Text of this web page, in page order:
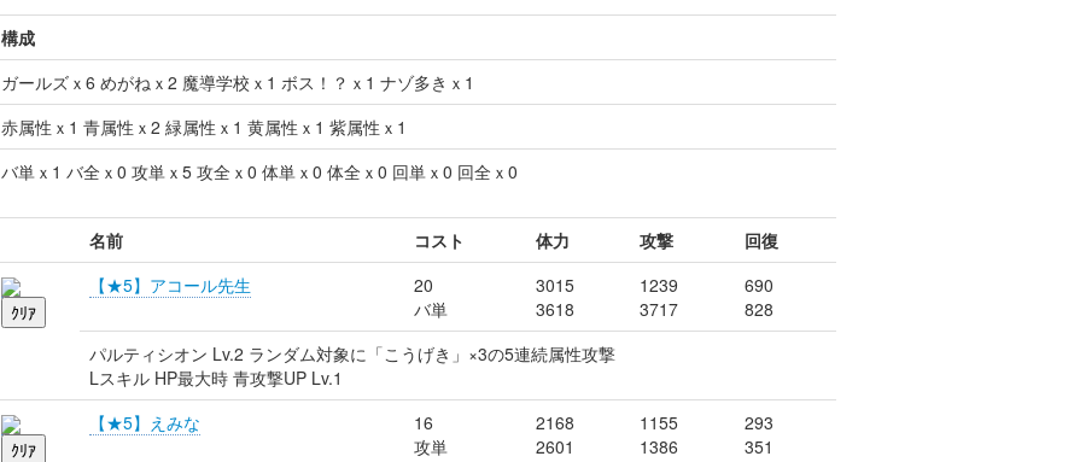
構成
ガールズｘ6 めがねｘ2 魔導学校ｘ1 ボス！？ｘ1 ナゾ多きｘ1
赤属性ｘ 1 青属性ｘ 2 緑属性ｘ 1 黄属性ｘ 1 紫属性ｘ 1
バ単ｘ 1 バ全ｘ 0 攻単ｘ 5 攻全ｘ 0 体単ｘ 0 体全ｘ 0 回単ｘ 0 回全ｘ 0
名前 コスト 体力 攻撃
回復
【★5】アコール先生
20
バ単
3015
3618
1239
3717
690
828
パルティシオン Lv.2 ランダム対象に「こうげき」×3の5連続属性攻撃
Lスキル HP最大時 青攻撃UP Lv.1
【★5】えみな
16
攻単
2168
2601
1155
1386
293
351